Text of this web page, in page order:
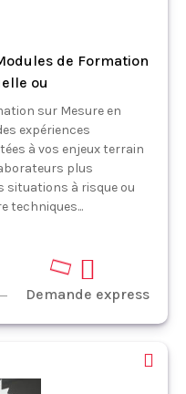
de Formation
ou
sur Mesure en
expériences
à vos enjeux terrain
plus
situations à risque ou
techniques...
Demande express